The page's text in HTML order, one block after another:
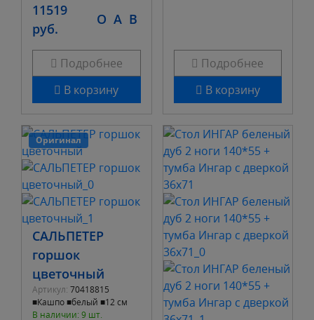
11519
руб.
O A B
Подробнее
В корзину
Подробнее
В корзину
Оригинал
САЛЬПЕТЕР
горшок
цветочный
Артикул: 70418815
■Кашпо ■белый ■12 см
В наличии: 9 шт.